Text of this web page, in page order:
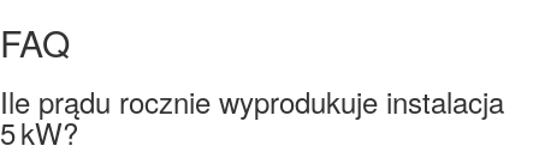
FAQ
Ile prądu rocznie wyprodukuje instalacja
5 kW?